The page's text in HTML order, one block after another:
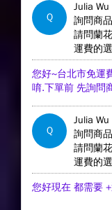
Q
Julia Wu
詢問商
請問蘭
運費的
您好~台北市免運
唷.下單前 先詢問
Q
Julia Wu
詢問商
請問蘭
運費的
您好現在 都需要